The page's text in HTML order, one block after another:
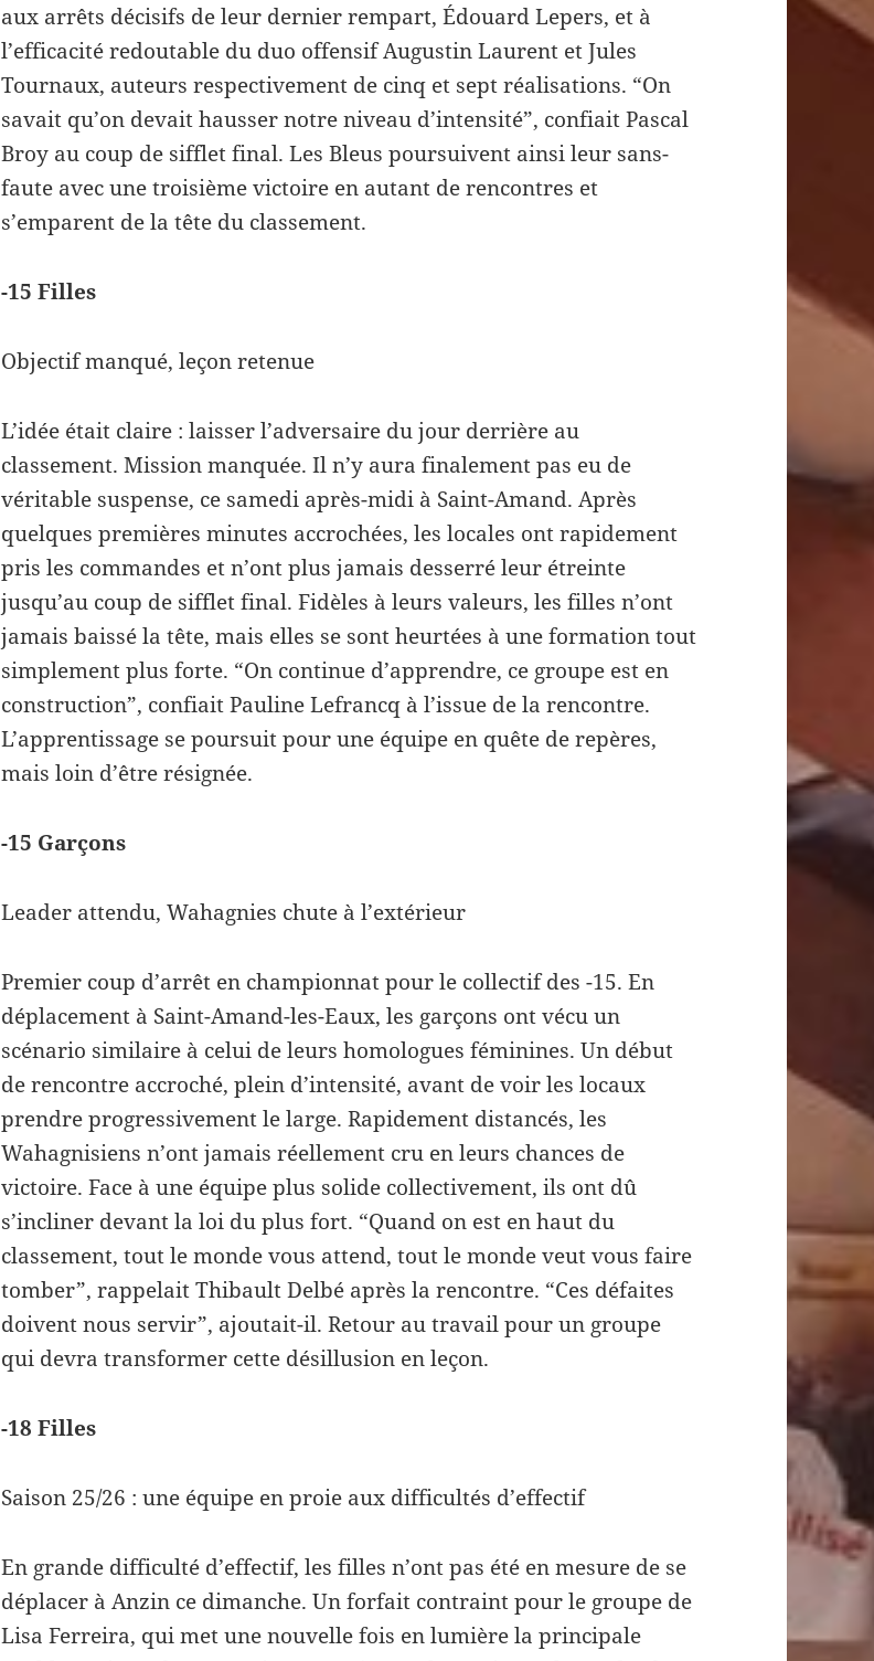
aux arrêts décisifs de leur dernier rempart, Édouard Lepers, et à
l’efficacité redoutable du duo offensif Augustin Laurent et Jules
Tournaux, auteurs respectivement de cinq et sept réalisations. “On
savait qu’on devait hausser notre niveau d’intensité”, confiait Pascal
Broy au coup de sifflet final. Les Bleus poursuivent ainsi leur sans-
faute avec une troisième victoire en autant de rencontres et
s’emparent de la tête du classement.
-15 Filles
Objectif manqué, leçon retenue
L’idée était claire : laisser l’adversaire du jour derrière au
classement. Mission manquée. Il n’y aura finalement pas eu de
véritable suspense, ce samedi après-midi à Saint-Amand. Après
quelques premières minutes accrochées, les locales ont rapidement
pris les commandes et n’ont plus jamais desserré leur étreinte
jusqu’au coup de sifflet final. Fidèles à leurs valeurs, les filles n’ont
jamais baissé la tête, mais elles se sont heurtées à une formation tout
simplement plus forte. “On continue d’apprendre, ce groupe est en
construction”, confiait Pauline Lefrancq à l’issue de la rencontre.
L’apprentissage se poursuit pour une équipe en quête de repères,
mais loin d’être résignée.
-15 Garçons
Leader attendu, Wahagnies chute à l’extérieur
Premier coup d’arrêt en championnat pour le collectif des -15. En
déplacement à Saint-Amand-les-Eaux, les garçons ont vécu un
scénario similaire à celui de leurs homologues féminines. Un début
de rencontre accroché, plein d’intensité, avant de voir les locaux
prendre progressivement le large. Rapidement distancés, les
Wahagnisiens n’ont jamais réellement cru en leurs chances de
victoire. Face à une équipe plus solide collectivement, ils ont dû
s’incliner devant la loi du plus fort. “Quand on est en haut du
classement, tout le monde vous attend, tout le monde veut vous faire
tomber”, rappelait Thibault Delbé après la rencontre. “Ces défaites
doivent nous servir”, ajoutait-il. Retour au travail pour un groupe
qui devra transformer cette désillusion en leçon.
-18 Filles
Saison 25/26 : une équipe en proie aux difficultés d’effectif
En grande difficulté d’effectif, les filles n’ont pas été en mesure de se
déplacer à Anzin ce dimanche. Un forfait contraint pour le groupe de
Lisa Ferreira, qui met une nouvelle fois en lumière la principale